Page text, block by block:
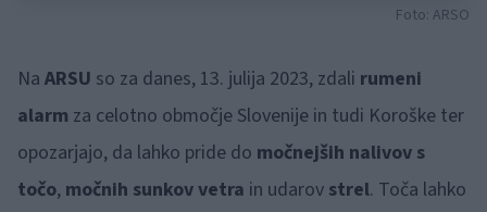
Foto: ARSO
Na ARSU so za danes, 13. julija 2023, zdali rumeni
alarm za celotno območje Slovenije in tudi Koroške ter
opozarjajo, da lahko pride do močnejših nalivov s
točo, močnih sunkov vetra in udarov strel. Toča lahko